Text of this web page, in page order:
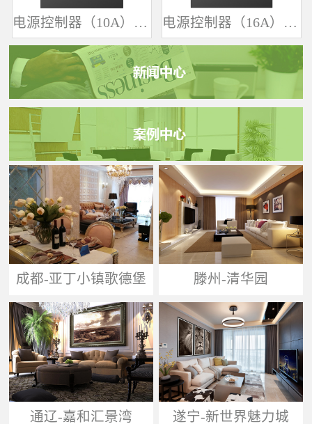
电源控制器（10A）-SK361 电源控制器（16A）-SK342
成都-亚丁小镇歌德堡 滕州-清华园
通辽-嘉和汇景湾 遂宁-新世界魅力城